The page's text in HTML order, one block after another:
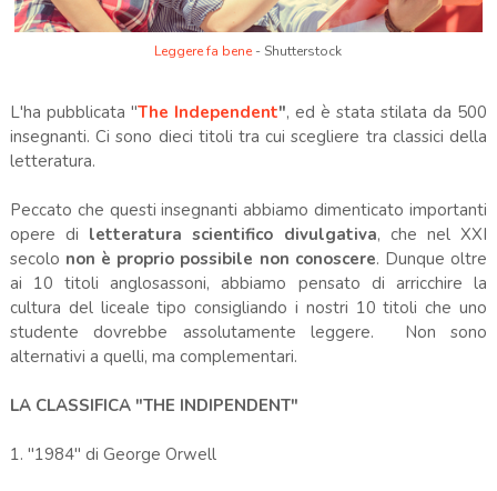
Leggere fa bene - Shutterstock
L'ha pubblicata "The Independent", ed è stata stilata da 500
insegnanti. Ci sono dieci titoli tra cui scegliere tra classici della
letteratura.
Peccato che questi insegnanti abbiamo dimenticato importanti
opere di letteratura scientifico divulgativa, che nel XXI
secolo non è proprio possibile non conoscere. Dunque oltre
ai 10 titoli anglosassoni, abbiamo pensato di arricchire la
cultura del liceale tipo consigliando i nostri 10 titoli che uno
studente dovrebbe assolutamente leggere. Non sono
alternativi a quelli, ma complementari.
LA CLASSIFICA "THE INDIPENDENT"
1. "1984" di George Orwell